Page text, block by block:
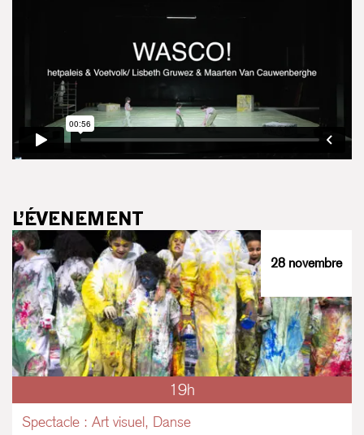
L’ÉVENEMENT
28 novembre
19h
Spectacle : Art visuel, Danse